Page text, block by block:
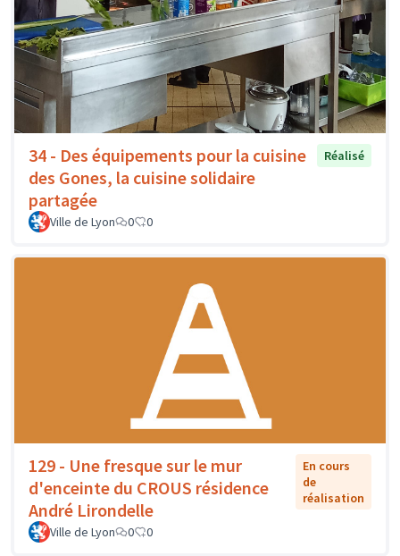
34 - Des équipements pour la cuisine
des Gones, la cuisine solidaire
partagée
Réalisé
Ville de Lyon 0 0
129 - Une fresque sur le mur
d'enceinte du CROUS résidence
André Lirondelle
En cours
de
réalisation
Ville de Lyon 0 0